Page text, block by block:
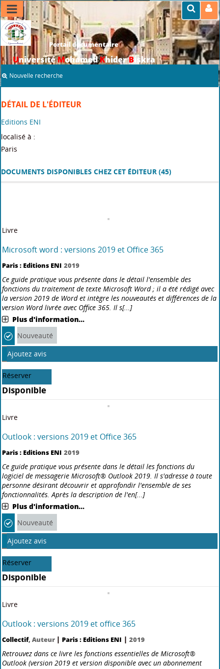
Portail documentaire
UniversitéMohamedKhiderBiskra
Nouvelle recherche
DÉTAIL DE L'ÉDITEUR
Editions ENI
localisé à :
Paris
DOCUMENTS DISPONIBLES CHEZ CET ÉDITEUR (45)
Livre
Microsoft word : versions 2019 et Office 365
Ce guide pratique vous présente dans le détail l'ensemble des
la version 2019 de Word et intègre les nouveautés et différences de la
version Word livrée avec Office 365. Il s[...]
Nouveauté
Ajoutez avis
Réserver
Disponible
Livre
Outlook : versions 2019 et Office 365
Paris : Editions ENI 2019